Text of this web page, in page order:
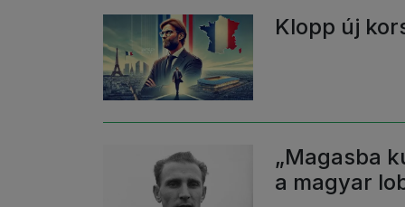
Klopp új
„Magasba
a magyar